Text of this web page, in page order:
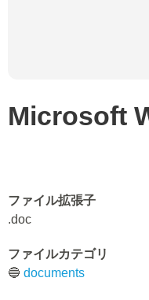
Microsoft
ファイル拡張子
.doc
ファイルカテゴリ
🔵 documents